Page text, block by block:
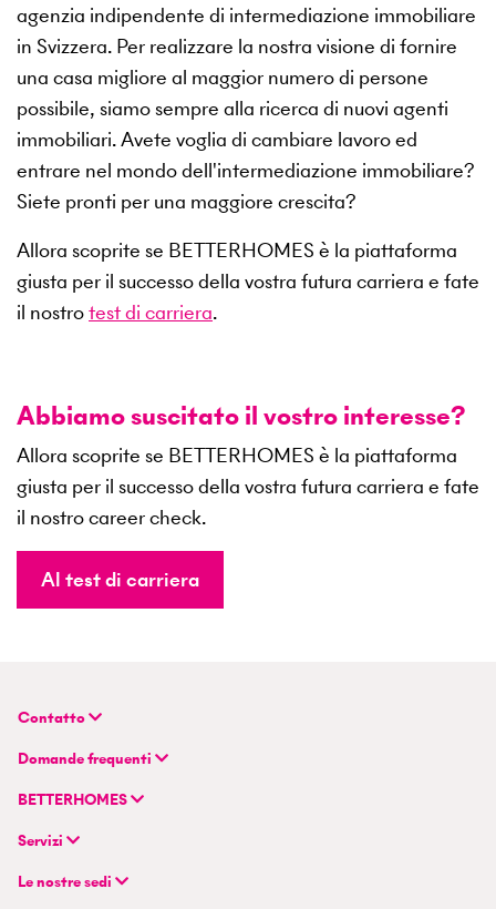
agenzia indipendente di intermediazione immobiliare
in Svizzera. Per realizzare la nostra visione di fornire
una casa migliore al maggior numero di persone
possibile, siamo sempre alla ricerca di nuovi agenti
immobiliari. Avete voglia di cambiare lavoro ed
entrare nel mondo dell'intermediazione immobiliare?
Siete pronti per una maggiore crescita?
Allora scoprite se BETTERHOMES è la piattaforma
giusta per il successo della vostra futura carriera e fate
il nostrotest di carriera.
Abbiamo suscitato il vostro interesse?
Allora scoprite se BETTERHOMES è la piattaforma
giusta per il successo della vostra futura carriera e fate
il nostro career check.
Al test di carriera
Contatto
BETTERHOMES (Svizzera) SA
Sede principale
Flurstrasse 55
info@betterhomes.ch
Domande frequenti
FAQ | Valutazione-della-proprietà
FAQ | Diventare un agente immobiliare
BETTERHOMES
Azienda
Esperienze di BETTERHOMES
Servizi
Cercare immobili
Le nostre sedi